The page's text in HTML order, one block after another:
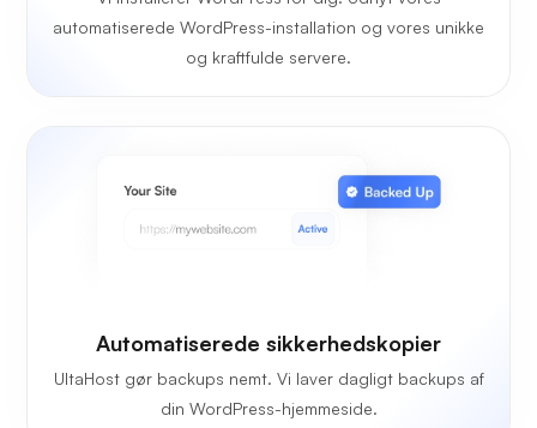
automatiserede WordPress-installation og vores unikke
og kraftfulde servere.
Automatiserede sikkerhedskopier
UltaHost gør backups nemt. Vi laver dagligt backups af
din WordPress-hjemmeside.